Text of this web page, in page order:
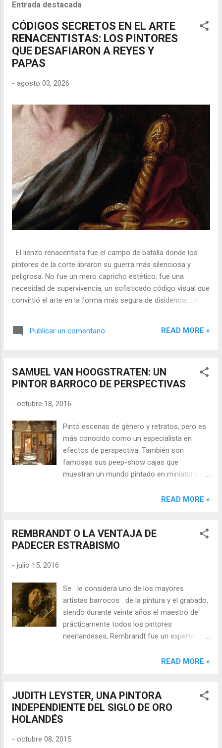
Entrada destacada
CÓDIGOS SECRETOS EN EL ARTE
RENACENTISTAS: LOS PINTORES
QUE DESAFIARON A REYES Y
PAPAS
- agosto 03, 2026
El lienzo renacentista fue el campo de batalla donde los
pintores de la corte libraron su guerra más silenciosa y
peligrosa. No fue un mero capricho estético; fue una
necesidad de supervivencia, un sofisticado código visual que
convirtió el arte en la forma más segura de disidencia. Lejos
artistas eran agentes dobles, equilibrando su necesidad de
mecenazgo real con la obligación de preservar su integridad
pintores encontraron en los símbolos, las distorsiones y los
objetos cotidianos un lenguaje cifrado capaz de eludir a los
El retrato renacentista no era un simple reflejo de la realidad,
sino un objeto tridimensional y multifacético. Los pintores
de la corte eran los agentes dobles definitivos, y dominaban
el arte de la "resistencia óptica". ...
Publicar un comentario READ MORE »
SAMUEL VAN HOOGSTRATEN: UN
PINTOR BARROCO DE PERSPECTIVAS
- octubre 18, 2016
Pintó escenas de género y retratos, pero es
más conocido como un especialista en
efectos de perspectiva. También son
famosas sus peep-show cajas que
muestran un mundo pintado en miniatura
Siglo de Oro holandés # main_activity.xml ...
características del Barroco europeo, sin
embargo, carece normalmente de la
muy fecundo en diversos géneros) reflejan
un detallado realismo. Otro rasgo distintivo
es la escasez de pintura religiosa (el
calvinismo holandés la vetaba en las iglesias
por lo que el arte holandés tuvo que
cultural católica), aunque si eran aceptados
READ MORE »
REMBRANDT O LA VENTAJA DE
PADECER ESTRABISMO
- julio 15, 2016
Se le considera uno de los mayores
artistas barrocos de la pintura y el grabado,
siendo durante veinte años el maestro de
prácticamente todos los pintores
neerlandeses, Rembrandt fue un experto
contemporáneos como en sus
Rembrandt Rembrandt Harmenszoon van
Rijn (Leiden, 1606-Ámsterdam, 1669) es con
a la pintura coincide con lo que los
READ MORE »
JUDITH LEYSTER, UNA PINTORA
INDEPENDIENTE DEL SIGLO DE ORO
HOLANDÉS
- octubre 08, 2015